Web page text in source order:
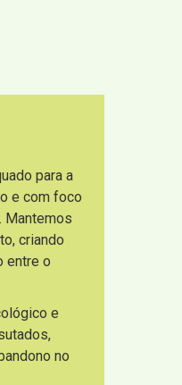
para a
e com foco
Mantemos
criando
entre o
e
no